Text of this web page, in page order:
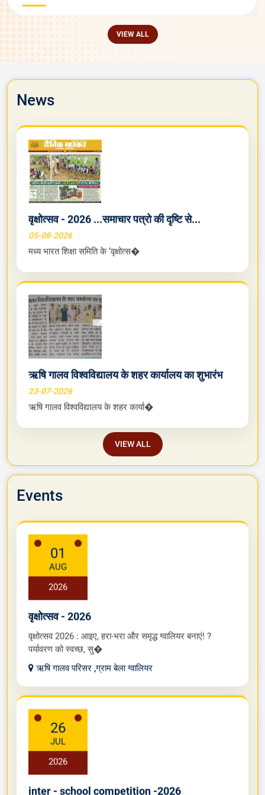
VIEW ALL
News
वृक्षोत्सव - 2026 ...समाचार पत्रो की दृष्टि से...
05-08-2026
मध्य भारत शिक्षा समिति के ‘वृक्षोत्स�
ऋषि गालव विश्वविद्यालय के शहर कार्यालय का शुभारंभ
23-07-2026
ऋषि गालव विश्वविद्यालय के शहर कार्या�
VIEW ALL
Events
01
AUG
2026
वृक्षोत्सव - 2026
वृक्षोत्सव 2026 : आइए, हरा-भरा और समृद्ध ग्वालियर बनाएं! ?
पर्यावरण को स्वच्छ, सु�
ऋषि गालव परिसर ,ग्राम बेला ग्वालियर
26
JUL
2026
inter - school competition -2026